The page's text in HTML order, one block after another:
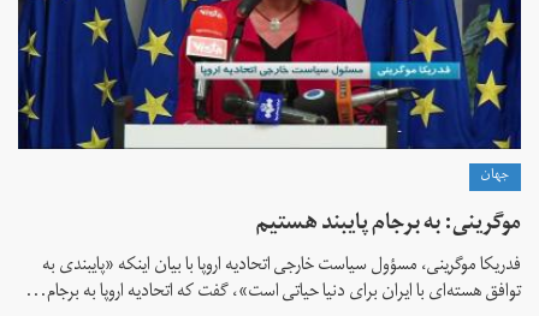
جهان
موگرینی: به برجام پایبند هستیم
فدریکا موگرینی، مسؤول سیاست خارجی اتحادیه‌ اروپا با بیان اینکه «پایبندی به
توافق هسته‌ای با ایران برای دنیا حیاتی است»، گفت که اتحادیه اروپا به برجام...